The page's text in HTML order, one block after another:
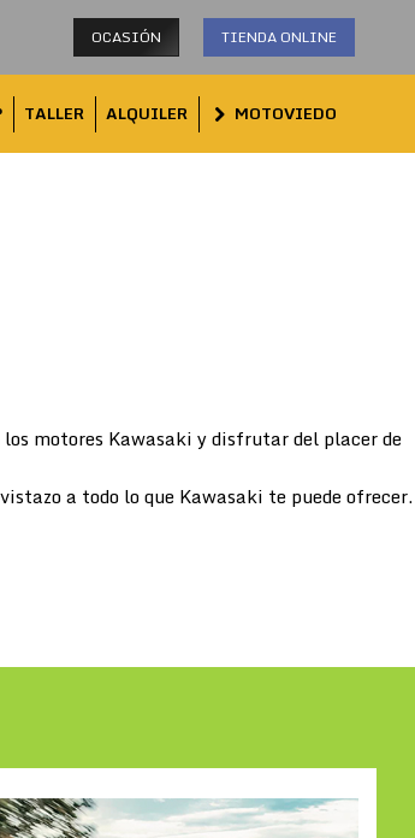
OCASIÓN TIENDA ONLINE
TALLER ALQUILER MOTOVIEDO
motores Kawasaki y disfrutar del placer de
a todo lo que Kawasaki te puede ofrecer.